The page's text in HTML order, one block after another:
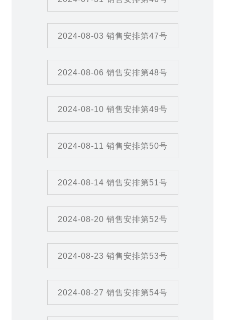
2024-08-03 销售安排第47号
2024-08-06 销售安排第48号
2024-08-10 销售安排第49号
2024-08-11 销售安排第50号
2024-08-14 销售安排第51号
2024-08-20 销售安排第52号
2024-08-23 销售安排第53号
2024-08-27 销售安排第54号